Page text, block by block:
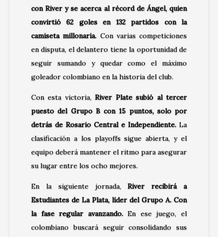
con River y se acerca al récord de Ángel, quien
convirtió 62 goles en 132 partidos con la
camiseta millonaria. Con varias competiciones
en disputa, el delantero tiene la oportunidad de
seguir sumando y quedar como el máximo
goleador colombiano en la historia del club.
Con esta victoria,River Plate subió al tercer
puesto del Grupo B con 15 puntos, solo por
detrás de Rosario Central e Independiente. La
clasificación a los playoffs sigue abierta, y el
equipo deberá mantener el ritmo para asegurar
su lugar entre los ocho mejores.
En la siguiente jornada, River recibirá a
Estudiantes de La Plata, líder del Grupo A. Con
la fase regular avanzando.En ese juego, el
colombiano buscará seguir consolidando sus